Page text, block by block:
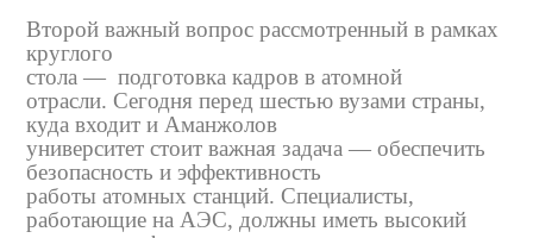
Второй важный вопрос рассмотренный в рамках
круглого
стола — подготовка кадров в атомной
отрасли. Сегодня перед шестью вузами страны,
куда входит и Аманжолов
университет стоит важная задача — обеспечить
безопасность и эффективность
работы атомных станций. Специалисты,
работающие на АЭС, должны иметь высокий